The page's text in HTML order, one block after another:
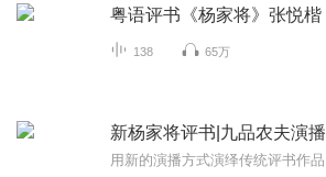
粤语评书《杨家将》张悦楷
138 65万
新杨家将评书|九品农夫演播